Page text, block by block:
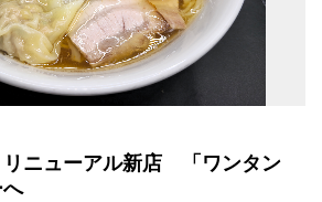
リニューアル新店 「ワンタン